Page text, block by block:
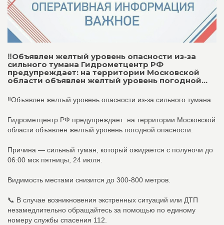
‼️Объявлен желтый уровень опасности из-за
сильного тумана Гидрометцентр РФ
предупреждает: на территории Московской
области объявлен желтый уровень погодной...
‼️Объявлен желтый уровень опасности из-за сильного тумана
Гидрометцентр РФ предупреждает: на территории Московской
области объявлен желтый уровень погодной опасности.
Причина — сильный туман, который ожидается с полуночи до
06:00 мск пятницы, 24 июля.
Видимость местами снизится до 300-800 метров.
📞 В случае возникновения экстренных ситуаций или ДТП
незамедлительно обращайтесь за помощью по единому
номеру службы спасения 112.